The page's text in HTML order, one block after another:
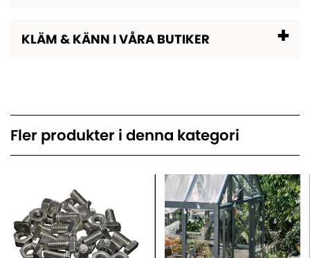
KLÄM & KÄNN I VÅRA BUTIKER
Fler produkter i denna kategori